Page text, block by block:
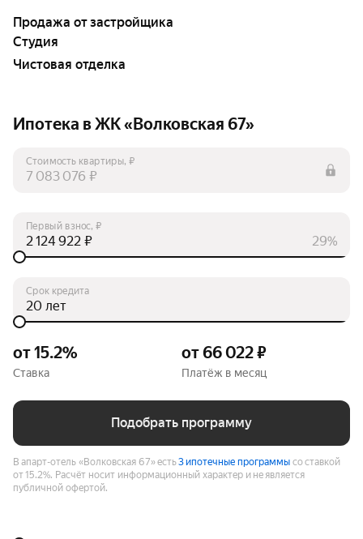
Продажа от застройщика
студия
Чистовая отделка
Ипотека в ЖК «Волковская 67»
Стоимость квартиры, ₽
₽
Первый взнос, ₽
29%
₽
Срок кредита
лет
от 15.2%
Ставка
от 66 022 ₽
Платёж в месяц
Подобрать программу
В апарт-отель «Волковская 67» есть3 ипотечные программы со ставкой
от 15.2%. Расчёт носит информационный характер и не является
публичной офертой.